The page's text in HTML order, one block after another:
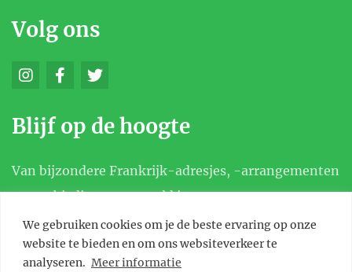
We gebruiken cookies om je de beste ervaring op onze
website te bieden en om ons websiteverkeer te
analyseren. Meer informatie
Volg ons
Blijf op de hoogte
Van bijzondere Frankrijk-adresjes, -arrangementen
en aanbiedingen, en meld je aan voor onze
nieuwsbrief.